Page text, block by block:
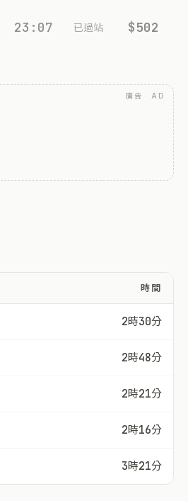
23:07 已過站 $502
廣告 · AD
時間
2時30分
2時48分
2時21分
2時16分
3時21分